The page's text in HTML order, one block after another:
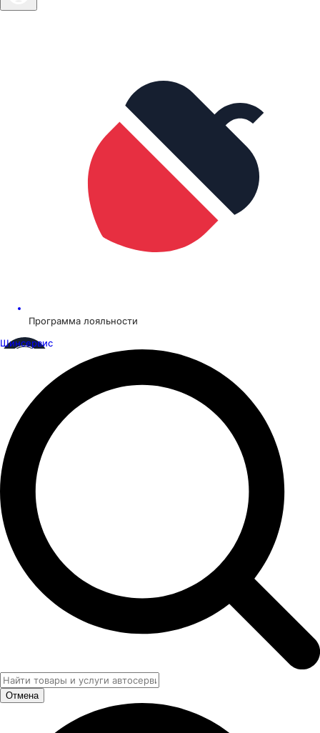
Программа лояльности
Шинсервис
Отмена